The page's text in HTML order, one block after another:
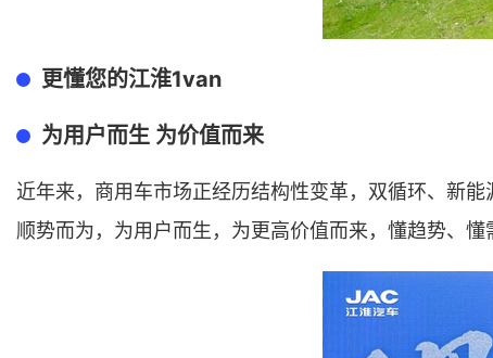
更懂您的江淮1van
为用户而生 为价值而来
近年来，商用车市场正经历结构性变革，双循环、新
顺势而为，为用户而生，为更高价值而来，懂趋势、